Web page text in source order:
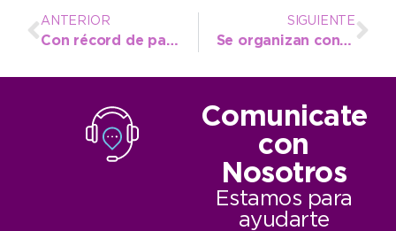
ANTERIOR
Con récord de participantes se viene el 6º Nacional de natación adaptada en la ciudad
SIGUIENTE
Se organizan controles gratuitos de glucemia por el Día Mundial de la Diabetes
Comunicate
con
Nosotros
Estamos para
ayudarte